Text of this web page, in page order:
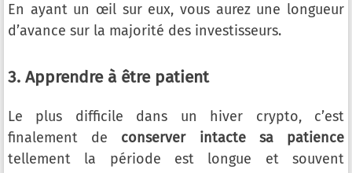
En ayant un œil sur eux, vous aurez une longueur
d’avance sur la majorité des investisseurs.
3. Apprendre à être patient
Le plus difficile dans un hiver crypto, c’est
finalement de conserver intacte sa patience
tellement la période est longue et souvent